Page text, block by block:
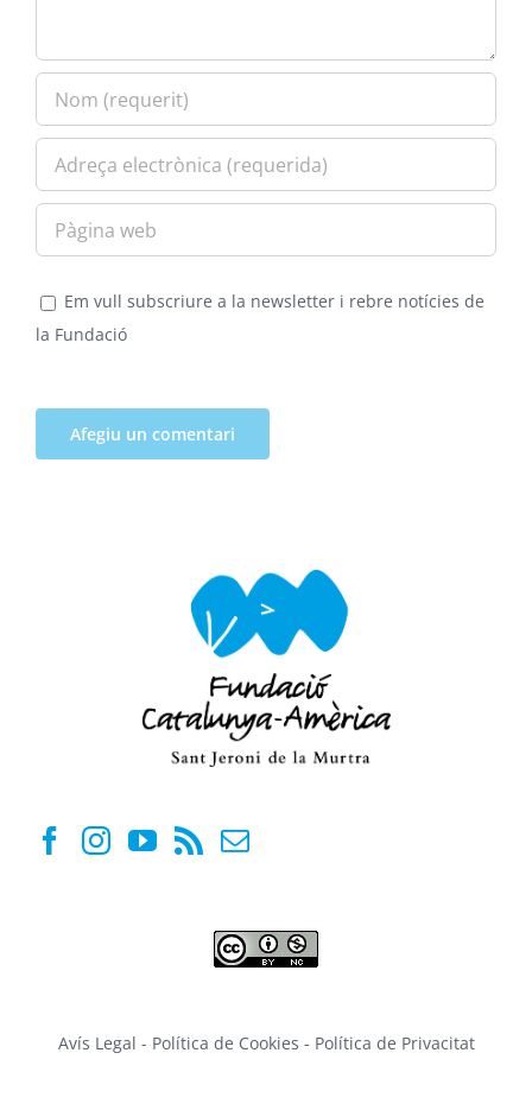
Em vull subscriure a la newsletter i rebre notícies de
la Fundació
Avís Legal - Política de Cookies - Política de Privacitat